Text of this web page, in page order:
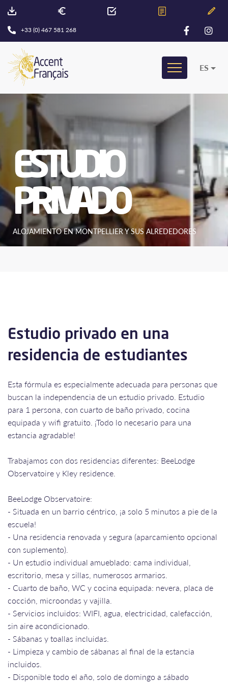
+33 (0) 467 581 268
ES
ESTUDIO
PRIVADO
ALOJAMIENTO EN MONTPELLIER Y SUS ALREDEDORES
Estudio privado en una
residencia de estudiantes
Esta fórmula es especialmente adecuada para personas que
buscan la independencia de un estudio privado. Estudio
para 1 persona, con cuarto de baño privado, cocina
equipada y wifi gratuito. ¡Todo lo necesario para una
estancia agradable!
Trabajamos con dos residencias diferentes: BeeLodge
Observatoire y Kley residence.
BeeLodge Observatoire:
- Situada en un barrio céntrico, ¡a solo 5 minutos a pie de la
escuela!
- Una residencia renovada y segura (aparcamiento opcional
con suplemento).
- Un estudio individual amueblado: cama individual,
escritorio, mesa y sillas, numerosos armarios.
- Cuarto de baño, WC y cocina equipada: nevera, placa de
cocción, microondas y vajilla.
- Servicios incluidos: WIFI, agua, electricidad, calefacción,
sin aire acondicionado.
- Sábanas y toallas incluidas.
- Limpieza y cambio de sábanas al final de la estancia
incluidos.
- Disponible todo el año, solo de domingo a sábado